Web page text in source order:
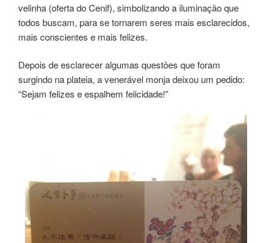
velinha (oferta do Cenif), simbolizando a iluminação que
todos buscam, para se tornarem seres mais esclarecidos,
mais conscientes e mais felizes.
Depois de esclarecer algumas questões que foram
surgindo na plateia, a venerável monja deixou um pedido:
“Sejam felizes e espalhem felicidade!”